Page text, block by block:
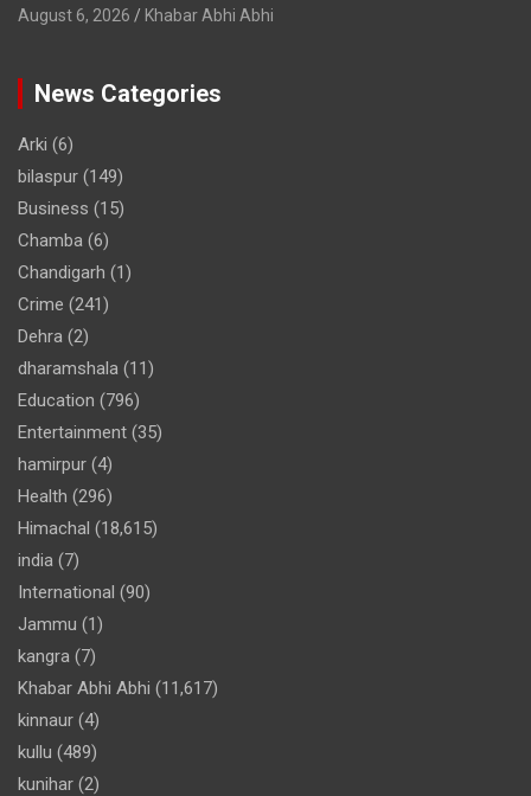
August 6, 2026 Khabar Abhi Abhi
News Categories
Arki (6)
bilaspur (149)
Business (15)
Chamba (6)
Chandigarh (1)
Crime (241)
Dehra (2)
dharamshala (11)
Education (796)
Entertainment (35)
hamirpur (4)
Health (296)
Himachal (18,615)
india (7)
International (90)
Jammu (1)
kangra (7)
Khabar Abhi Abhi (11,617)
kinnaur (4)
kullu (489)
kunihar (2)